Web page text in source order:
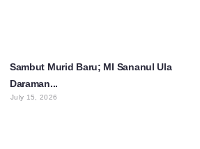
Sambut Murid Baru; MI Sananul Ula
Daraman...
July 15, 2026